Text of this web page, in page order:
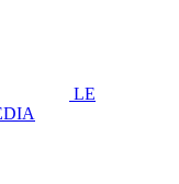
LE